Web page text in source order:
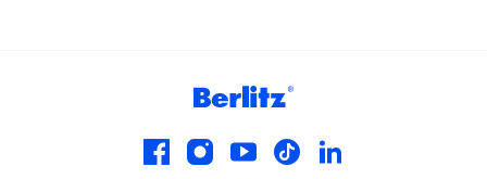
facebook
instagram
youtube
tiktoklinkedin